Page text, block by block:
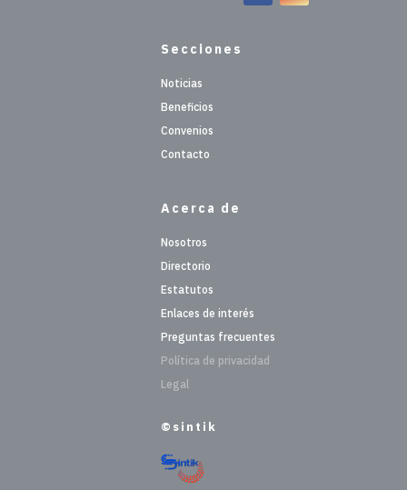
Secciones
Noticias
Beneficios
Convenios
Contacto
Acerca de
Nosotros
Directorio
Estatutos
Enlaces de interés
Preguntas frecuentes
Política de privacidad
Legal
©sintik